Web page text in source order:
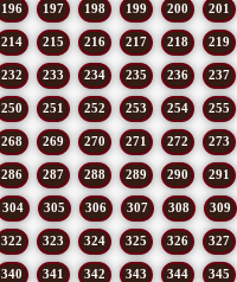
196 197 198 199 200 201
214 215 216 217 218 219
232 233 234 235 236 237
250 251 252 253 254 255
268 269 270 271 272 273
286 287 288 289 290 291
304 305 306 307 308 309
322 323 324 325 326 327
340 341 342 343 344 345